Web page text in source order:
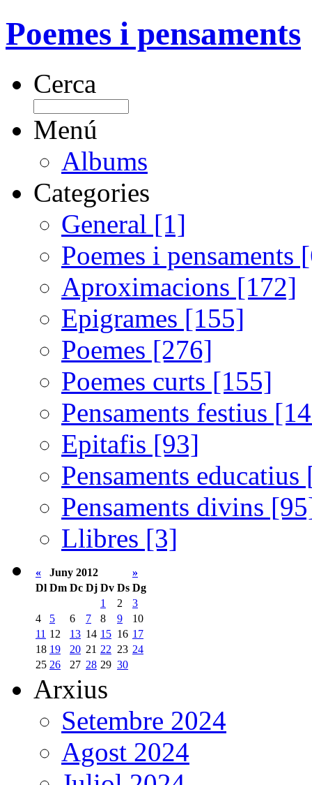
Poemes i pensaments
Cerca
Menú
Albums
Categories
General [1]
Poemes i pensaments
Aproximacions [172]
Epigrames [155]
Poemes [276]
Poemes curts [155]
Pensaments festius
Epitafis [93]
Pensaments
Pensaments divins
Llibres [3]
« Juny 2012
»
Dl Dm Dc Dj Dv Ds Dg
1
2
3
4
5 6 7 8 9
10
11 12 13 14 15 16 17
18 19 20 21 22 23 24
25 26 27 28 29 30
Arxius
Setembre 2024
Agost 2024